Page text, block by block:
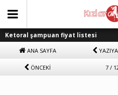
Ketoral şampuan fiyat listesi
ANA SAYFA
ÖNCEKİ 7 /